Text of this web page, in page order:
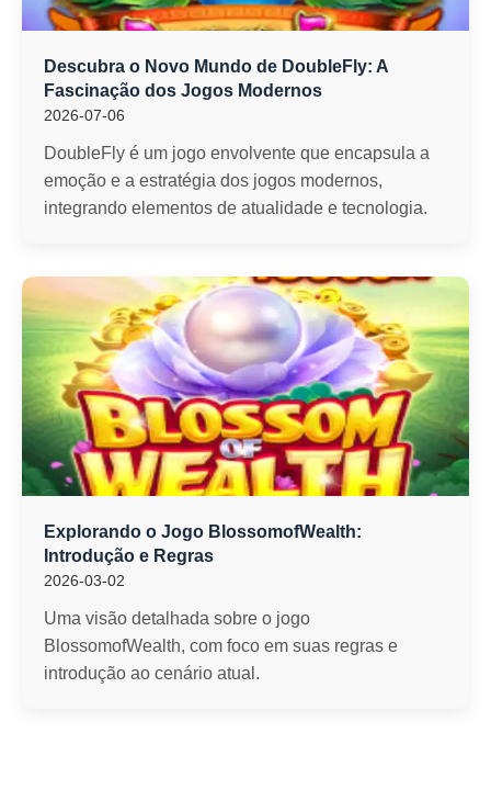
Descubra o Novo Mundo de DoubleFly: A
Fascinação dos Jogos Modernos
2026-07-06
DoubleFly é um jogo envolvente que encapsula a
emoção e a estratégia dos jogos modernos,
integrando elementos de atualidade e tecnologia.
Explorando o Jogo BlossomofWealth:
Introdução e Regras
2026-03-02
Uma visão detalhada sobre o jogo
BlossomofWealth, com foco em suas regras e
introdução ao cenário atual.